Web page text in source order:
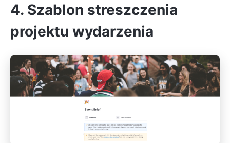
4. Szablon streszczenia
projektu wydarzenia